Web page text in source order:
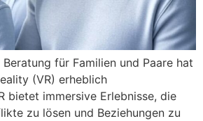
für Familien und Paare hat
(VR) erheblich
bietet immersive Erlebnisse, die
zu lösen und Beziehungen zu